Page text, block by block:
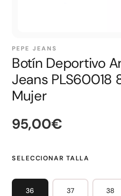
PEPE JEANS
Botín Deportivo
Jeans PLS60018
Mujer
95,00€
SELECCIONAR TALLA
36 37 38